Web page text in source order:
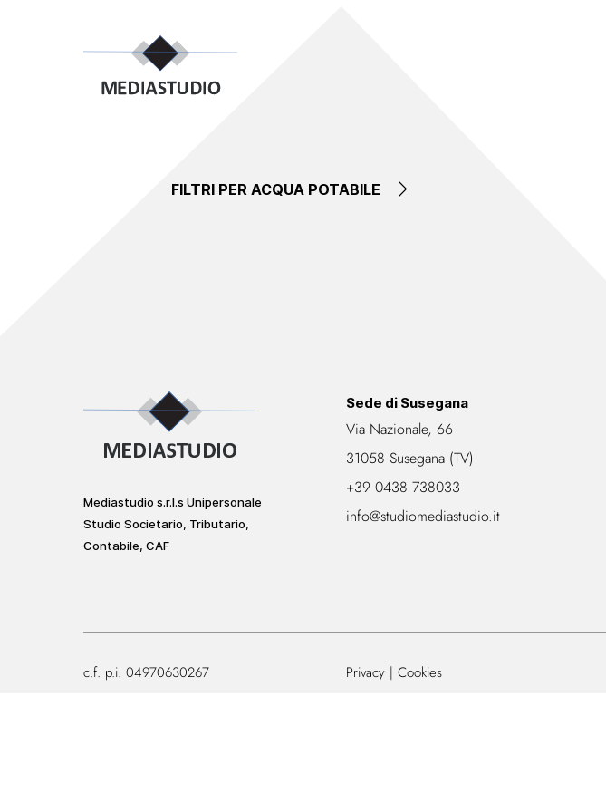
FILTRI PER ACQUA POTABILE
Mediastudio s.r.l.s Unipersonale
Studio Societario, Tributario,
Contabile, CAF
Sede di Susegana
Via Nazionale, 66
31058 Susegana (TV)
+39 0438 738033
info@studiomediastudio.it
c.f. p.i. 04970630267 Privacy Cookies